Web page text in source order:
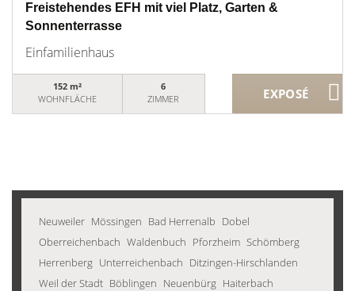
Freistehendes EFH mit viel Platz, Garten &
Sonnenterrasse
Einfamilienhaus
152 m²
WOHNFLÄCHE
6
ZIMMER
Neuweiler Mössingen Bad Herrenalb Dobel
Oberreichenbach Waldenbuch Pforzheim Schömberg
Herrenberg Unterreichenbach Ditzingen-Hirschlanden
Weil der Stadt Böblingen Neuenbürg Haiterbach